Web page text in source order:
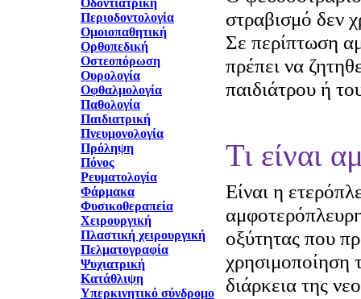
Οδοντιατρική
Περιοδοντολογία
Ομοιοπαθητική
Ορθοπεδική
Οστεοπόρωση
Ουρολογία
Οφθαλμολογία
Παθολογία
Παιδιατρική
Πνευμονολογία
Πρόληψη
Πόνος
Ρευματολογία
Φάρμακα
Φυσικοθεραπεία
Χειρουργική
Πλαστική χειρουργική
Πελματογραφία
Ψυχιατρική
Κατάθλιψη
Υπερκινητικό σύνδρομο
στραβισμό δεν
Σε περίπτωση
πρέπει να
παιδιάτρου ή
Τι είναι
Είναι η
οξύτητας που
χρησιμοποίηση
διάρκεια της